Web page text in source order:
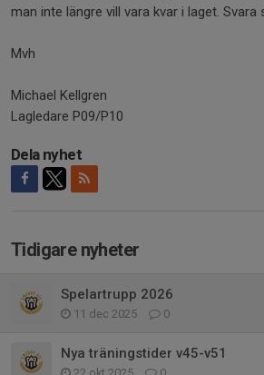
man inte längre vill vara kvar i laget. Svara
Mvh
Michael Kellgren
Lagledare P09/P10
Dela nyhet
Tidigare nyheter
Spelartrupp 2026
11 dec 2025 0
Nya träningstider v45-v51
22 okt 2025 0